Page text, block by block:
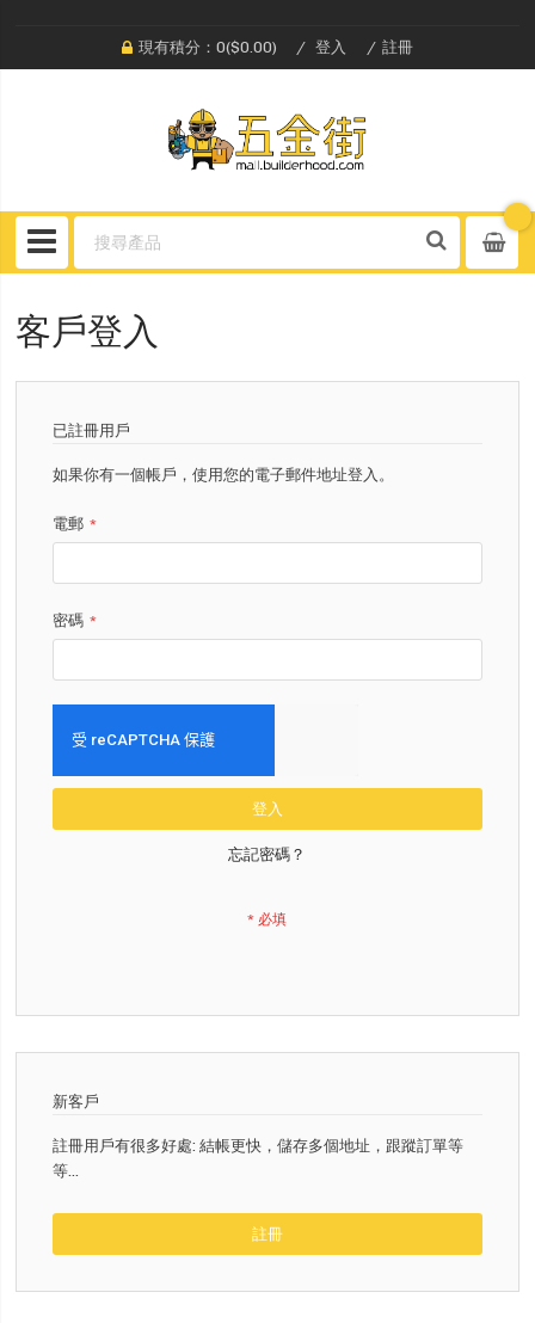
現有積分：0($0.00) 登入 註冊
客戶登入
已註冊用戶
如果你有一個帳戶，使用您的電子郵件地址登入。
電郵
密碼
登入
忘記密碼？
新客戶
註冊用戶有很多好處: 結帳更快，儲存多個地址，跟蹤訂單等
等...
註冊